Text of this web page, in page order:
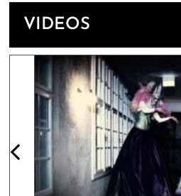
VIDEOS